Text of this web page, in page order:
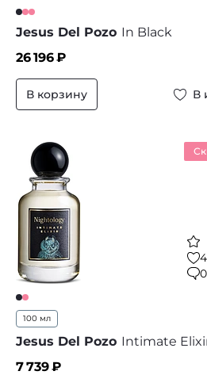
Jesus Del Pozo In Black
26 196₽
В корзину В
4
0
100 мл
Jesus Del Pozo Intimate
7 739₽